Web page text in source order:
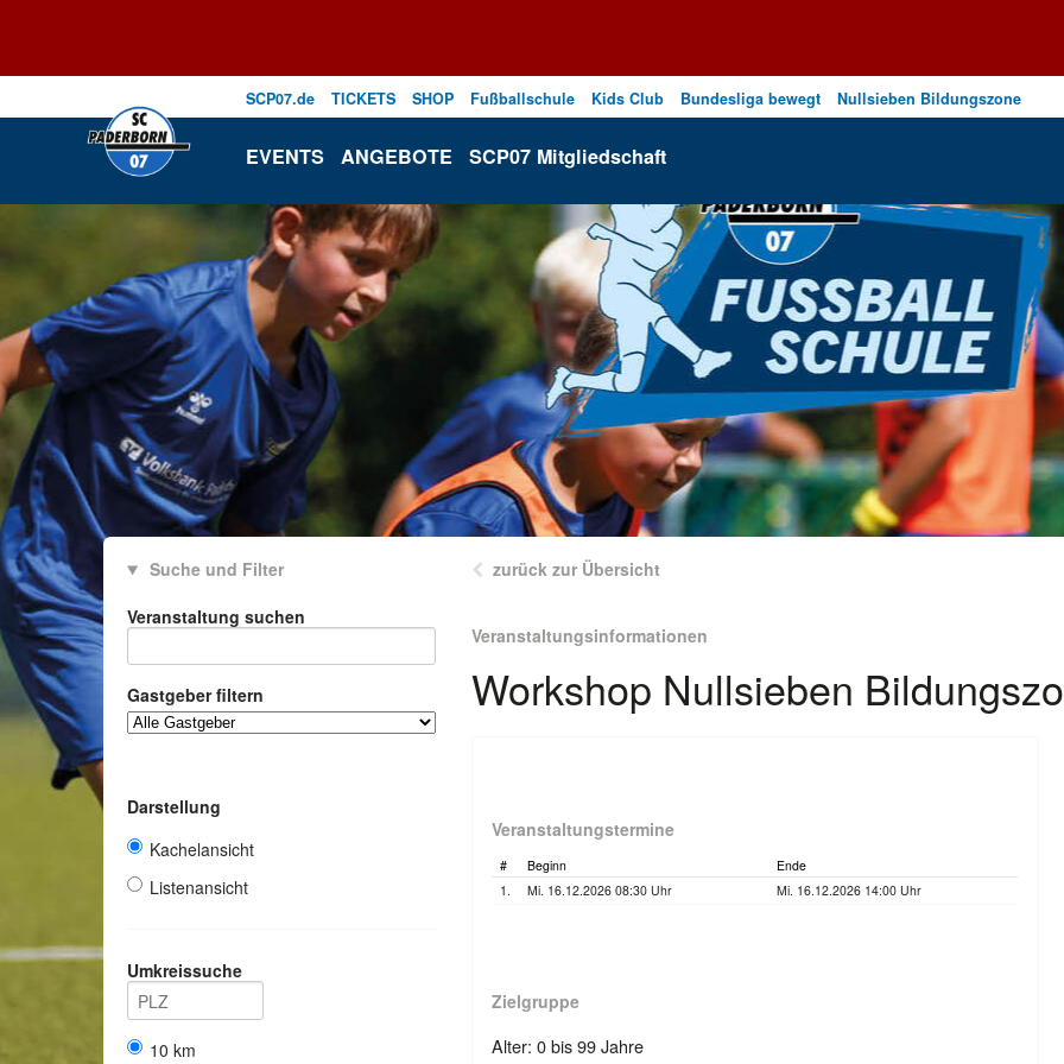
SCP07.de TICKETS SHOP Fußballschule Kids Club Bundesliga bewegt Nullsieben Bildungszone
EVENTS ANGEBOTE SCP07 Mitgliedschaft
Suche und Filter
Veranstaltung suchen
Gastgeber filtern
Darstellung
Kachelansicht
Listenansicht
Umkreissuche
10 km
zurück zur Übersicht
Veranstaltungsinformationen
Workshop Nullsieben
Veranstaltungstermine
# Beginn
Ende
1.
Mi. 16.12.2026 08:30 Uhr Mi. 16.12.2026 14:00 Uhr
Zielgruppe
Alter: 0 bis 99 Jahre